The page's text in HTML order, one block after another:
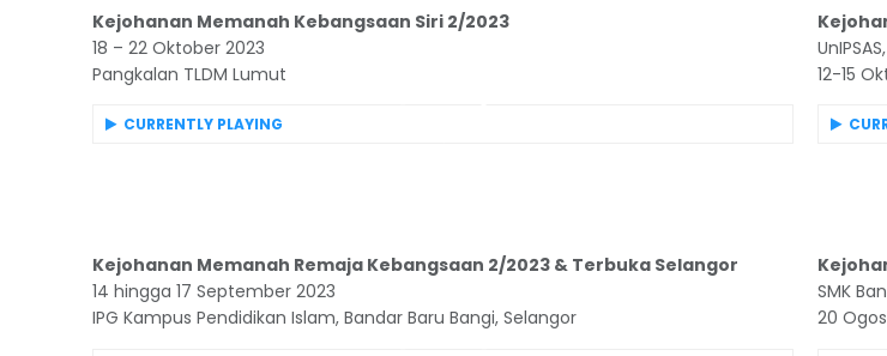
Kejohanan Memanah Kebangsaan Siri 2/2023
18 – 22 Oktober 2023
Pangkalan TLDM Lumut
CURRENTLY PLAYING
12-15
Kejohanan Memanah Remaja Kebangsaan 2/2023 & Terbuka Selangor
14 hingga 17 September 2023
IPG Kampus Pendidikan Islam, Bandar Baru Bangi, Selangor
SMK
20